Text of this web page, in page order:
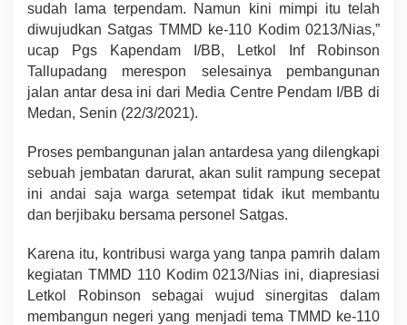
sudah lama terpendam. Namun kini mimpi itu telah
diwujudkan Satgas TMMD ke-110 Kodim 0213/Nias,”
ucap Pgs Kapendam I/BB, Letkol Inf Robinson
Tallupadang merespon selesainya pembangunan
jalan antar desa ini dari Media Centre Pendam I/BB di
Medan, Senin (22/3/2021).
Proses pembangunan jalan antardesa yang dilengkapi
sebuah jembatan darurat, akan sulit rampung secepat
ini andai saja warga setempat tidak ikut membantu
dan berjibaku bersama personel Satgas.
Karena itu, kontribusi warga yang tanpa pamrih dalam
kegiatan TMMD 110 Kodim 0213/Nias ini, diapresiasi
Letkol Robinson sebagai wujud sinergitas dalam
membangun negeri yang menjadi tema TMMD ke-110